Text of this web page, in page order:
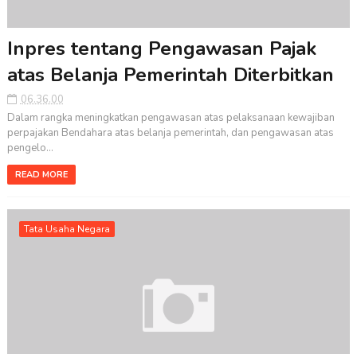
Inpres tentang Pengawasan Pajak
atas Belanja Pemerintah Diterbitkan
06.36.00
Dalam rangka meningkatkan pengawasan atas pelaksanaan kewajiban
perpajakan Bendahara atas belanja pemerintah, dan pengawasan atas
pengelo...
READ MORE
Tata Usaha Negara